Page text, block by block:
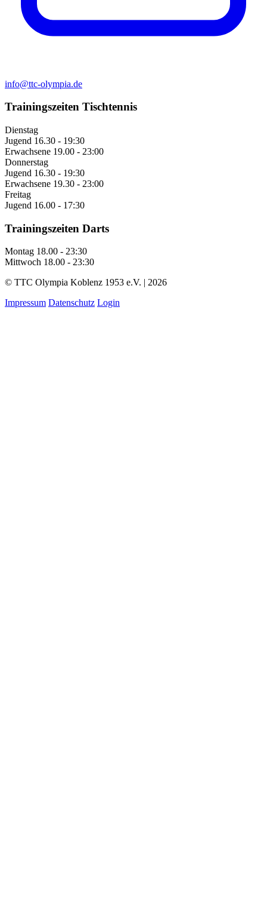
info@ttc-olympia.de
Trainingszeiten Tischtennis
Dienstag
Jugend 16.30 - 19:30
Erwachsene 19.00 - 23:00
Donnerstag
Jugend 16.30 - 19:30
Erwachsene 19.30 - 23:00
Freitag
Jugend 16.00 - 17:30
Trainingszeiten Darts
Montag 18.00 - 23:30
Mittwoch 18.00 - 23:30
© TTC Olympia Koblenz 1953 e.V. | 2026
Impressum Datenschutz Login